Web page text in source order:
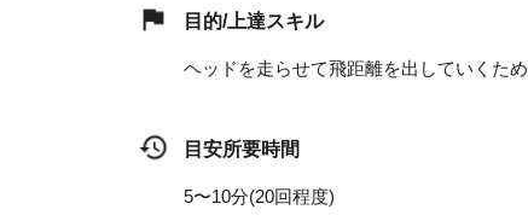
目的/上達スキル
ヘッドを走らせて飛距離を出していくため
目安所要時間
5〜10分(20回程度)